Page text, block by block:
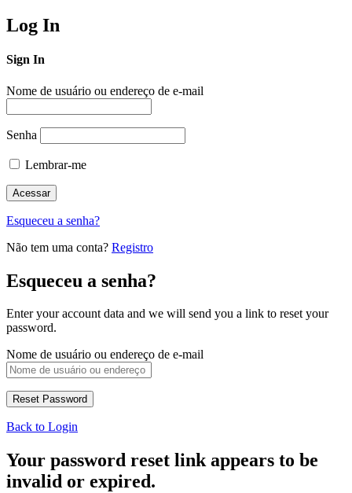
Log In
Sign In
Nome de usuário ou endereço de e-mail
Senha
Lembrar-me
Esqueceu a senha?
Não tem uma conta? Registro
Esqueceu a senha?
Enter your account data and we will send you a link to reset your
password.
Nome de usuário ou endereço de e-mail
Back to Login
Your password reset link appears to be
invalid or expired.